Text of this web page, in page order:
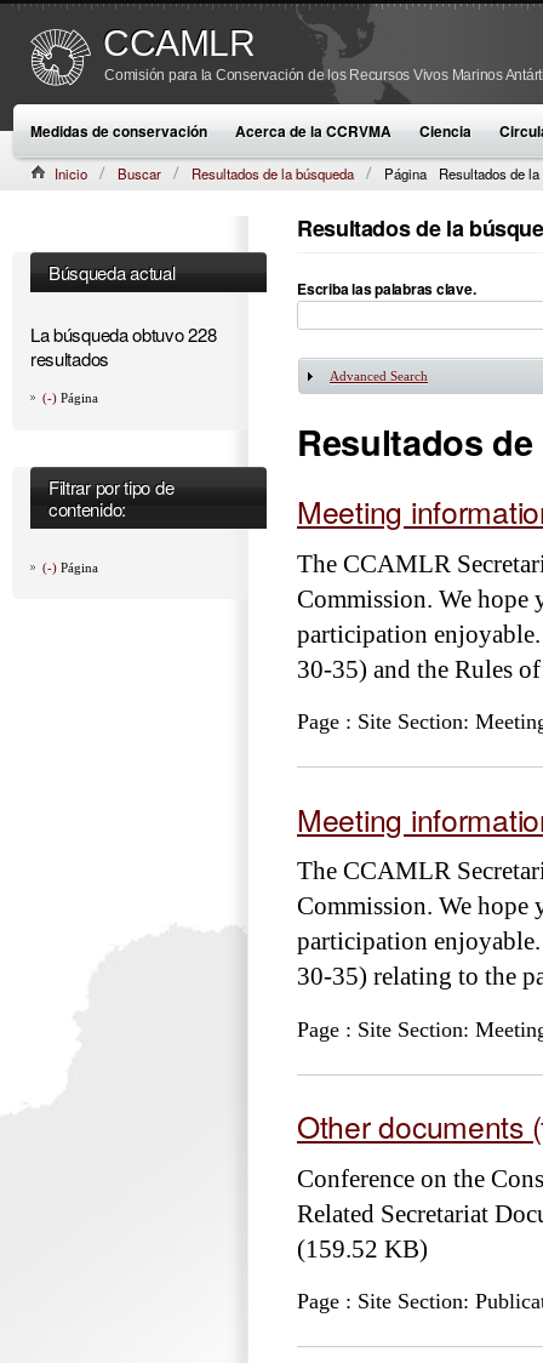
CCAMLR
Comisión para la Conservación de los Recursos Vivos Marinos
Medidas de conservación Acerca de la CCRVMA Ciencia
Inicio Buscar Resultados de la búsqueda Página Resultados de
Búsqueda actual
La búsqueda obtuvo 228
resultados
(-) Página
Filtrar por tipo de
contenido:
(-) Página
Resultados de la
Escriba las palabras clave.
Mostrar
Advanced Search
Resultados
Meeting
The CCAMLR
Commission. We
participation
30-35) and the Rules
Page : Site Section:
Meeting
The CCAMLR
Commission. We
participation
30-35) relating to the
Page : Site Section:
Other documents
Conference on the
Related Secretariat
(159.52 KB)
Page : Site Section: